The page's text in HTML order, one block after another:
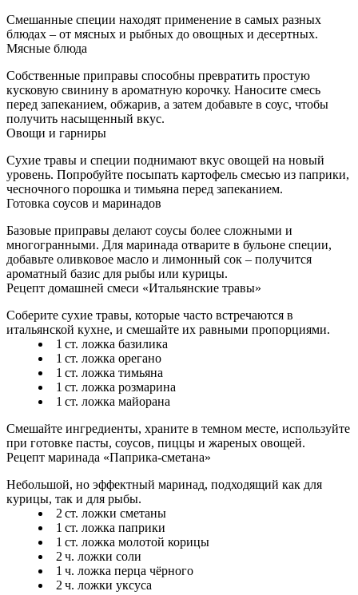
Смешанные специи находят применение в самых разных
блюдах – от мясных и рыбных до овощных и десертных.
Мясные блюда
Собственные приправы способны превратить простую
кусковую свинину в ароматную корочку. Наносите смесь
перед запеканием, обжарив, а затем добавьте в соус, чтобы
получить насыщенный вкус.
Овощи и гарниры
Сухие травы и специи поднимают вкус овощей на новый
уровень. Попробуйте посыпать картофель смесью из паприки,
чесночного порошка и тимьяна перед запеканием.
Готовка соусов и маринадов
Базовые приправы делают соусы более сложными и
многогранными. Для маринада отварите в бульоне специи,
добавьте оливковое масло и лимонный сок – получится
ароматный базис для рыбы или курицы.
Рецепт домашней смеси «Итальянские травы»
Соберите сухие травы, которые часто встречаются в
итальянской кухне, и смешайте их равными пропорциями.
1 ст. ложка базилика
1 ст. ложка орегано
1 ст. ложка тимьяна
1 ст. ложка розмарина
1 ст. ложка майорана
Смешайте ингредиенты, храните в темном месте, используйте
при готовке пасты, соусов, пиццы и жареных овощей.
Рецепт маринада «Паприка‑сметана»
Небольшой, но эффектный маринад, подходящий как для
курицы, так и для рыбы.
2 ст. ложки сметаны
1 ст. ложка паприки
1 ст. ложка молотой корицы
2 ч. ложки соли
1 ч. ложка перца чёрного
2 ч. ложки уксуса